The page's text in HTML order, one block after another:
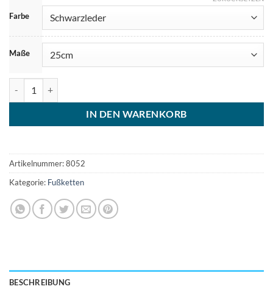
Farbe
Maße
IN DEN WARENKORB
Artikelnummer:8052
Kategorie: Fußketten
BESCHREIBUNG